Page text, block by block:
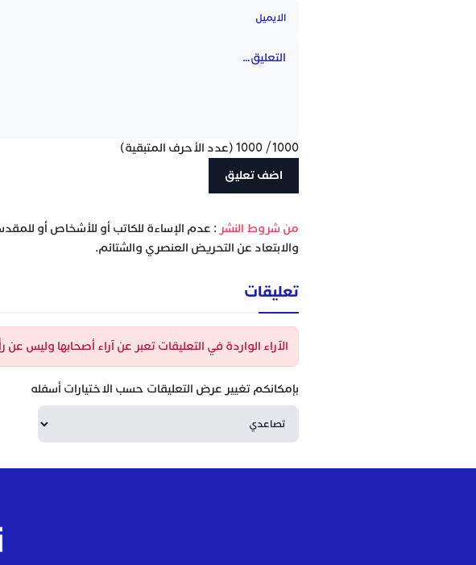
1000
/
1000 (عدد الأحرف المتبقية)
‫من شروط النشر : عدم الإساءة للكاتب أو للأشخاص أو
والابتعاد عن التحريض العنصري والشتائم.
تعليقات
الآراء الواردة في التعليقات تعبر عن آراء أصحابها وليس
بإمكانكم تغيير عرض التعليقات حسب الاختيارات أسفله